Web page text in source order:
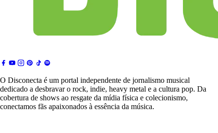
O Disconecta é um portal independente de jornalismo musical
dedicado a desbravar o rock, indie, heavy metal e a cultura pop. Da
cobertura de shows ao resgate da mídia física e colecionismo,
conectamos fãs apaixonados à essência da música.